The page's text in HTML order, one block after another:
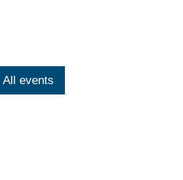
All events